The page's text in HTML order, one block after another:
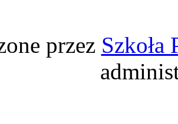
przez Szkoła